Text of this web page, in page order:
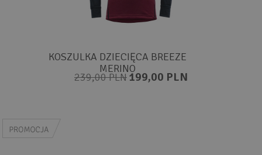
KOSZULKA DZIECIĘCA BREEZE
MERINO
239,00 PLN199,00 PLN